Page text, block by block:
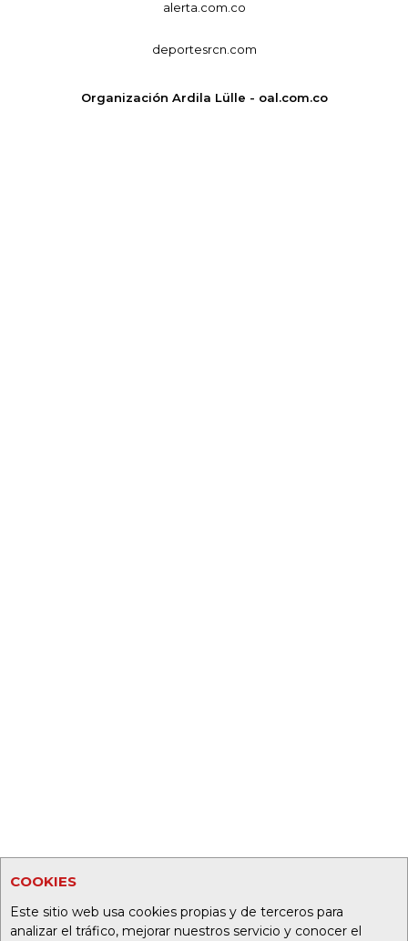
COOKIES
Este sitio web usa cookies propias y de terceros para
analizar el tráfico, mejorar nuestros servicio y conocer el
alerta.com.co
deportesrcn.com
Organización Ardila Lülle - oal.com.co